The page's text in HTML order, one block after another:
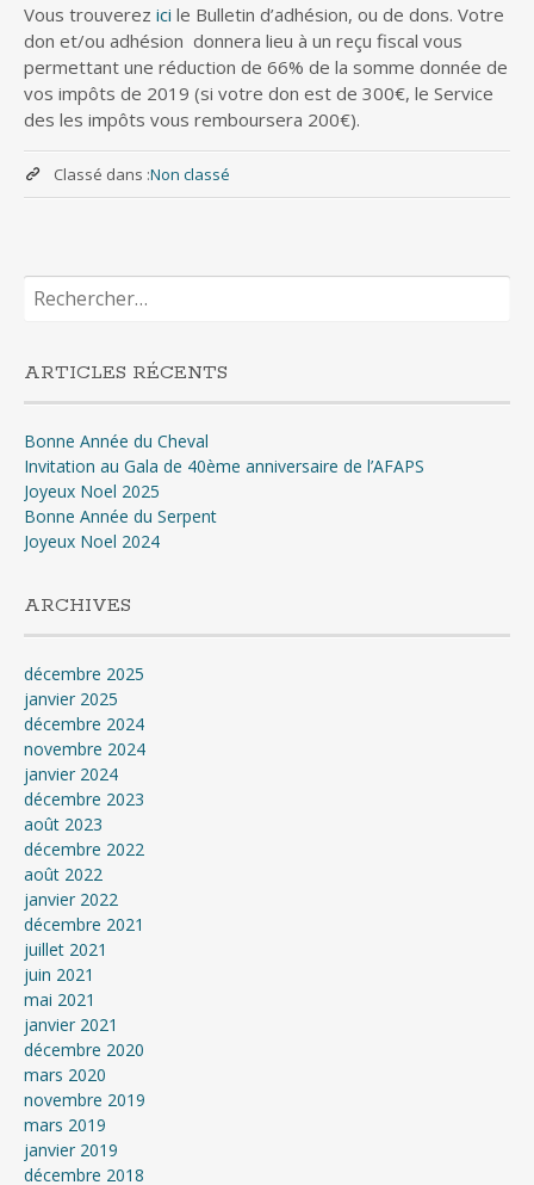
Vous trouverez ici le Bulletin d’adhésion, ou de dons. Votre
don et/ou adhésion donnera lieu à un reçu fiscal vous
permettant une réduction de 66% de la somme donnée de
vos impôts de 2019 (si votre don est de 300€, le Service
des les impôts vous remboursera 200€).
Classé dans :Non classé
Rechercher :
ARTICLES RÉCENTS
Bonne Année du Cheval
Invitation au Gala de 40ème anniversaire de l’AFAPS
Joyeux Noel 2025
Bonne Année du Serpent
Joyeux Noel 2024
ARCHIVES
décembre 2025
janvier 2025
décembre 2024
novembre 2024
janvier 2024
décembre 2023
août 2023
décembre 2022
août 2022
janvier 2022
décembre 2021
juillet 2021
juin 2021
mai 2021
janvier 2021
décembre 2020
mars 2020
novembre 2019
mars 2019
janvier 2019
décembre 2018